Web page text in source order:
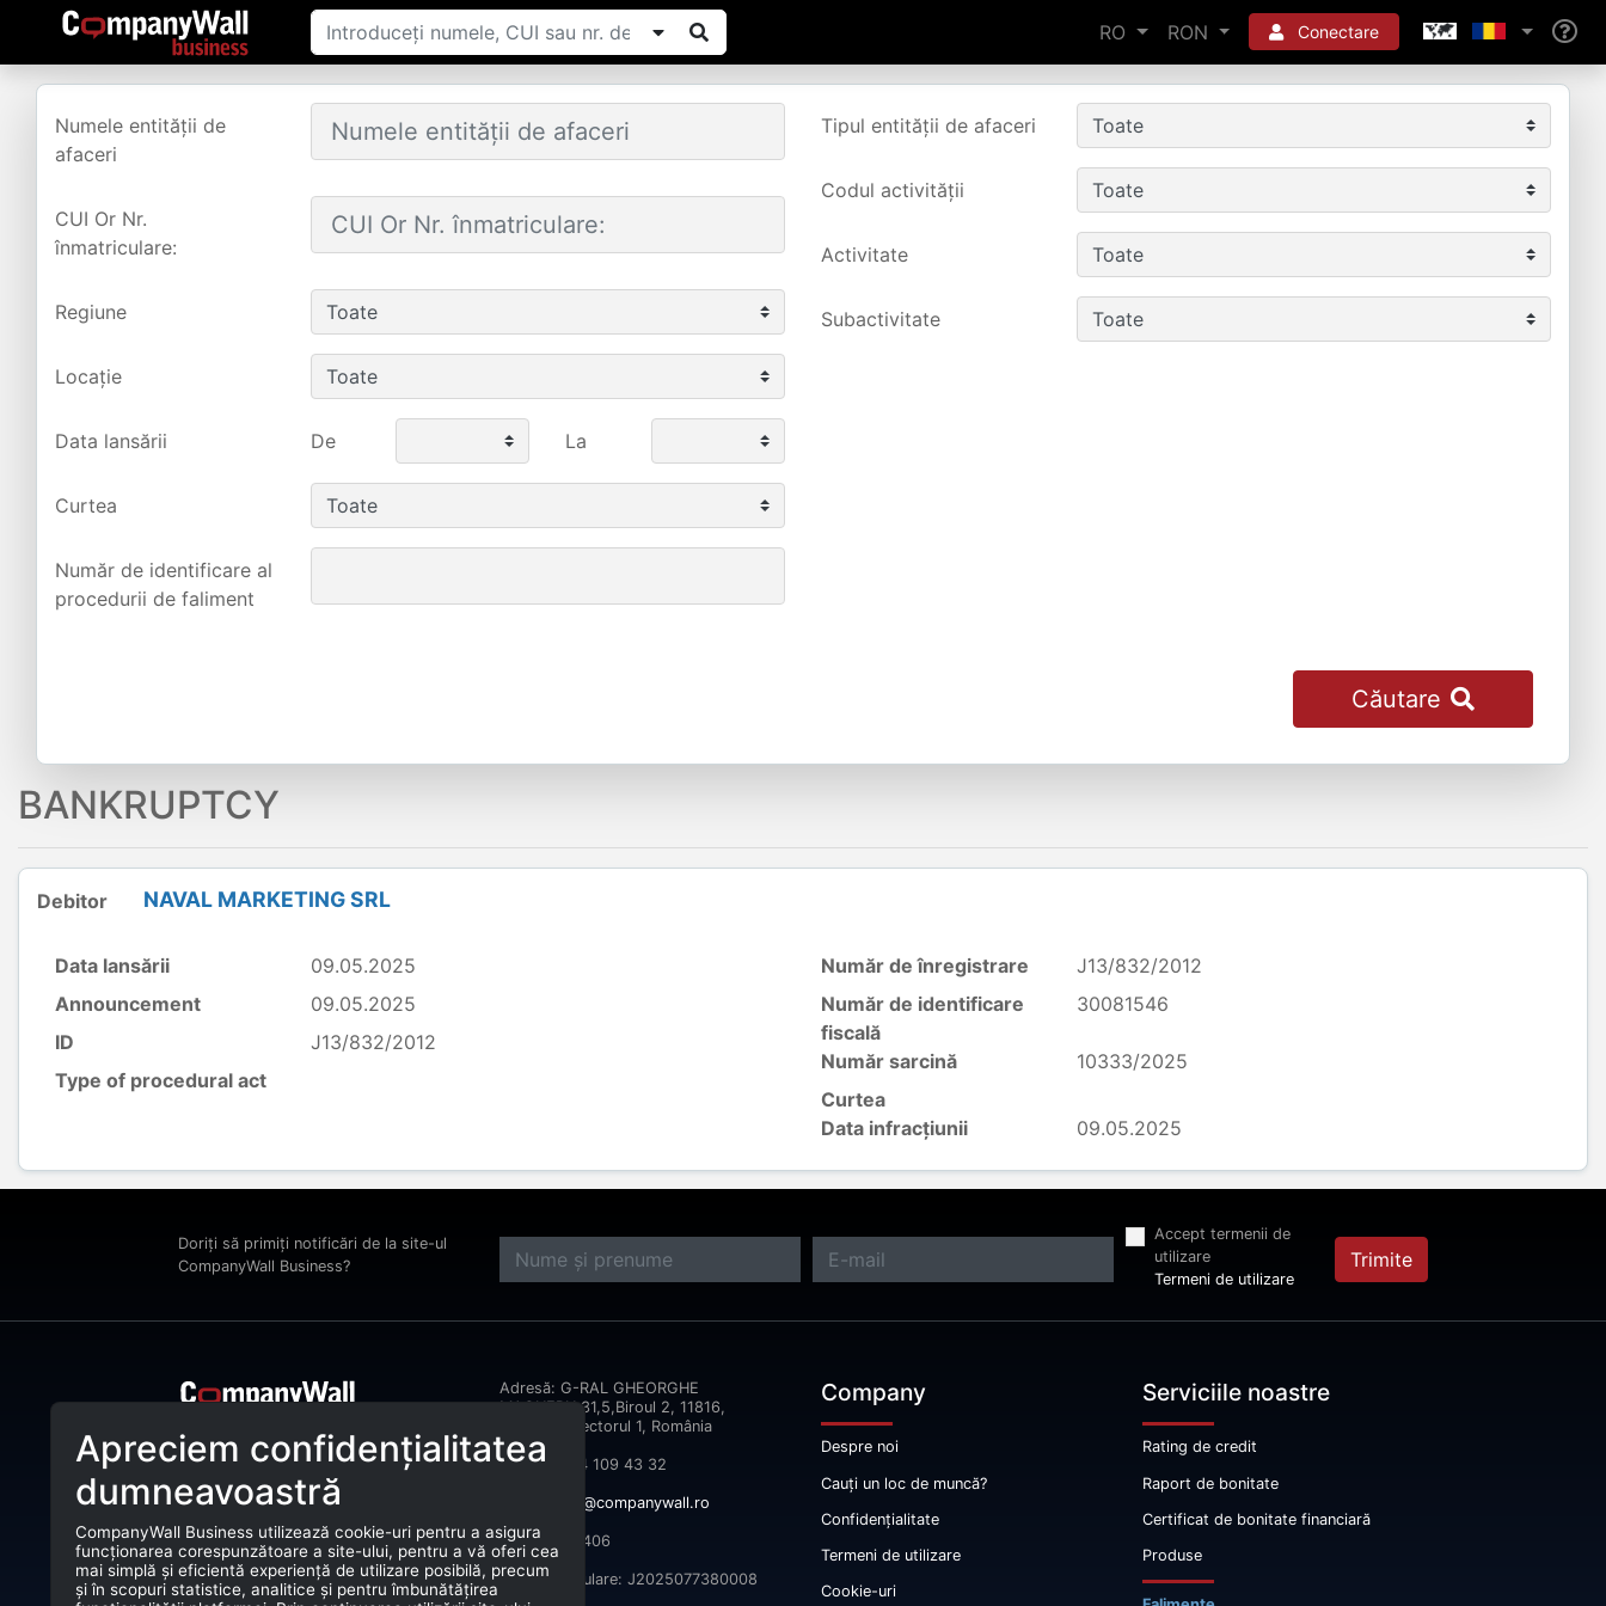
RO RON Conectare
Numele entității de
afaceri
CUI Or Nr.
înmatriculare:
Regiune
Locație
Tipul entității de afaceri
Codul activității
Activitate
Subactivitate
Data lansării De La
Curtea
Număr de identificare al
procedurii de faliment
Căutare
BANKRUPTCY
Debitor NAVAL MARKETING SRL
Data lansării
09.05.2025
Announcement
09.05.2025
ID
J13/832/2012
Type of procedural act
Număr de înregistrare
J13/832/2012
Număr de identificare
fiscală
30081546
Număr sarcină
10333/2025
Curtea
Data infracțiunii
09.05.2025
Doriți să primiți notificări de la site-ul
CompanyWall Business?
Accept termenii de
utilizare
Termeni de utilizare
Trimite
CompanyWall Business ajută entitățile
de afaceri încă din anul 2025 să își
îmbunătățească activitatea prin
identificarea și conectarea cu clienții
potriviți.
CompanyWall Business © 2026
Adresă: G-RAL GHEORGHE
MAGHERU,31,5,Biroul 2, 11816,
Bucureşti Sectorul 1, România
Telefon: 074 109 43 32
info@companywall.ro
CUI: 52665406
Nr. înmatriculare: J2025077380008
Company
Despre noi
Cauți un loc de muncă?
Confidențialitate
Termeni de utilizare
Cookie-uri
Serviciile noastre
Rating de credit
Raport de bonitate
Certificat de bonitate financiară
Produse
Apreciem confidențialitatea
dumneavoastră
CompanyWall Business utilizează cookie-uri pentru a asigura
funcționarea corespunzătoare a site-ului, pentru a vă oferi cea
mai simplă și eficientă experiență de utilizare posibilă, precum
și în scopuri statistice, analitice și pentru îmbunătățirea